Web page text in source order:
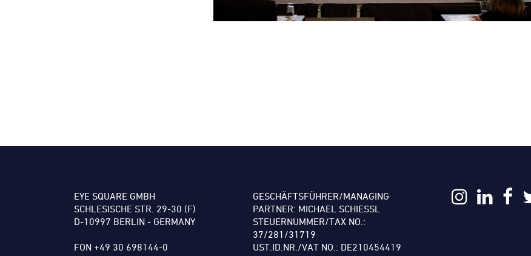
EYE SQUARE GMBH
SCHLESISCHE STR. 29-30 (F)
D-10997 BERLIN - GERMANY
FON +49 30 698144-0
GESCHÄFTSFÜHRER/MANAGING
PARTNER: MICHAEL SCHIESSL
STEUERNUMMER/TAX NO.:
37/281/31719
UST.ID.NR./VAT NO.: DE210454419